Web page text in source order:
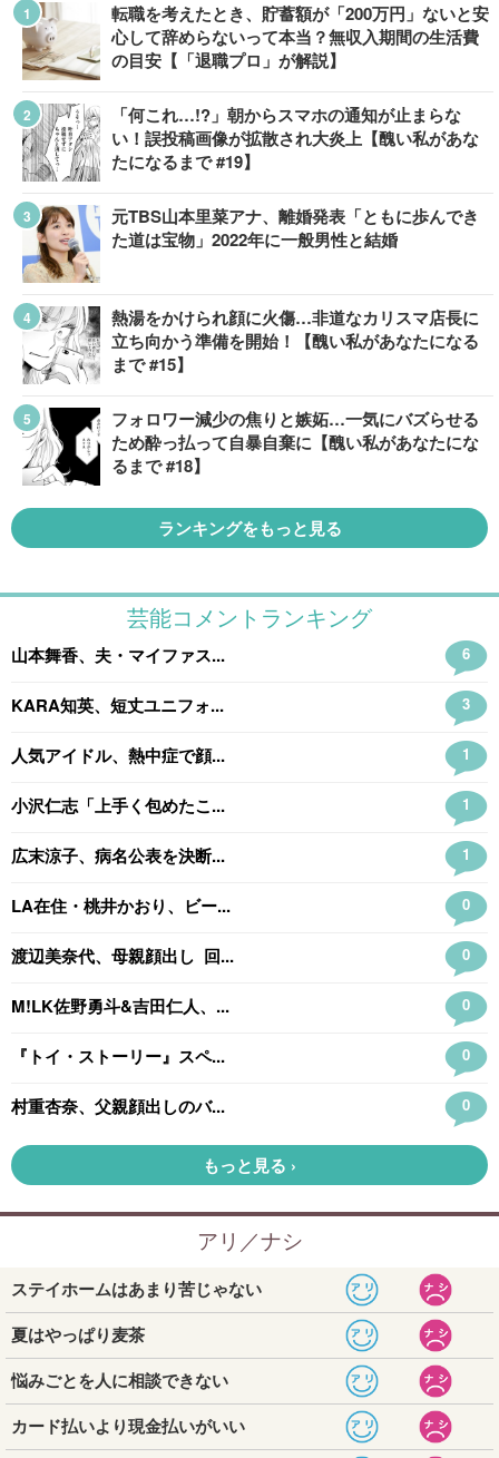
転職を考えたとき、貯蓄額が「200万円」ないと安
心して辞めらないって本当？無収入期間の生活費
の目安【「退職プロ」が解説】
「何これ…!?」朝からスマホの通知が止まらな
い！誤投稿画像が拡散され大炎上【醜い私があな
たになるまで #19】
元TBS山本里菜アナ、離婚発表「ともに歩んでき
た道は宝物」2022年に一般男性と結婚
熱湯をかけられ顔に火傷…非道なカリスマ店長に
立ち向かう準備を開始！【醜い私があなたになる
まで #15】
フォロワー減少の焦りと嫉妬…一気にバズらせる
ため酔っ払って自暴自棄に【醜い私があなたにな
るまで #18】
ランキングをもっと見る